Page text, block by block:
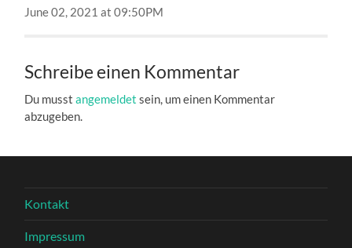
June 02, 2021 at 09:50PM
Schreibe einen Kommentar
Du musstangemeldet sein, um einen Kommentar
abzugeben.
Kontakt
Impressum